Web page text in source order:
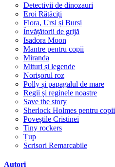
Detectivii de dinozauri
Eroi Rătăciți
Flora, Ursi și Bursi
Învățătorii de grijă
Isadora Moon
Mantre pentru copii
Miranda
Mituri și legende
Norișorul roz
Polly și papagalul de mare
Regii și reginele noastre
Save the story
Sherlock Holmes pentru copii
Poveștile Cristinei
Tiny rockers
Țup
Scrisori Remarcabile
Autori